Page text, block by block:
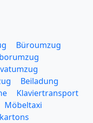
Büroumzug
Beiladung
Klaviertransport
Möbeltaxi